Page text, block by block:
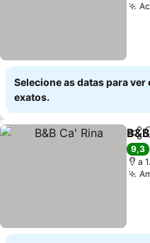
Selecione as datas para ver
exatos.
9,3
a